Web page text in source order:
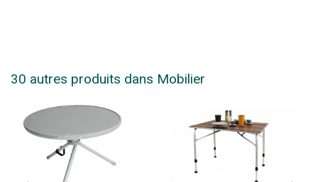
30 autres produits dans Mobilier